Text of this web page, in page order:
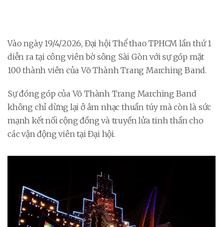
Vào ngày 19/4/2026, Đại hội Thể thao TPHCM lần thứ 1
diễn ra tại công viên bờ sông Sài Gòn với sự góp mặt
100 thành viên của Võ Thành Trang Marching Band.
Sự đóng góp của Võ Thành Trang Marching Band
không chỉ dừng lại ở âm nhạc thuần túy mà còn là sức
mạnh kết nối cộng đồng và truyền lửa tinh thần cho
các vận động viên tại Đại hội.